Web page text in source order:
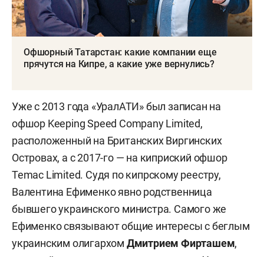
Офшорный Татарстан: какие компании еще
прячутся на Кипре, а какие уже вернулись?
Уже с 2013 года «УралАТИ» был записан на
офшор Keeping Speed Company Limited,
расположенный на Британских Виргинских
Островах, а с 2017-го — на киприский офшор
Temас Limited. Судя по кипрскому реестру,
Валентина Ефименко явно родственница
бывшего украинского министра. Самого же
Ефименко связывают общие интересы с беглым
украинским олигархом Дмитрием Фирташем,